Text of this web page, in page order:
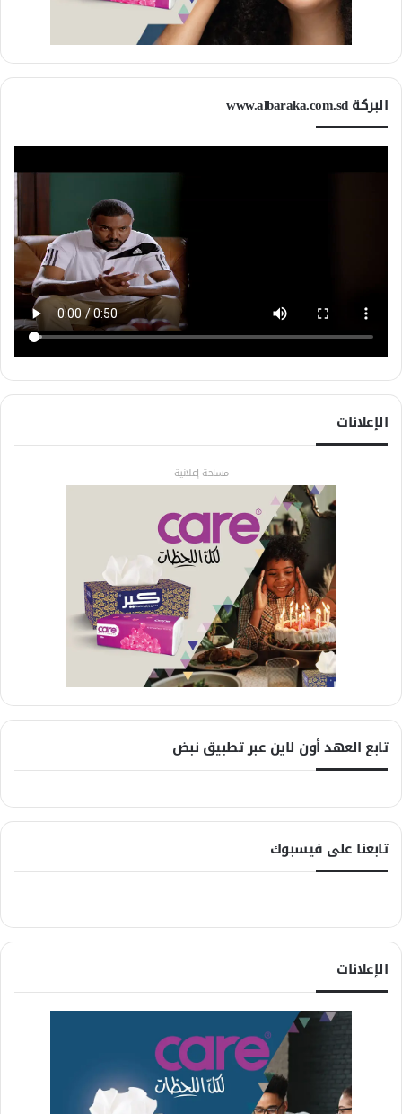
البركة www.albaraka.com.sd
الإعلانات
مساحة إعلانية
تابع العهد أون لاين عبر تطبيق نبض
تابعنا على فيسبوك
الإعلانات